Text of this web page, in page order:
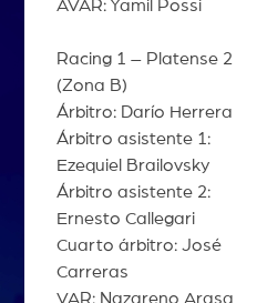
AVAR: Yamil Possi
Racing 1 – Platense 2
(Zona B)
Árbitro: Darío Herrera
Árbitro asistente 1:
Ezequiel Brailovsky
Árbitro asistente 2:
Ernesto Callegari
Cuarto árbitro: José
Carreras
VAR: Nazareno Arasa